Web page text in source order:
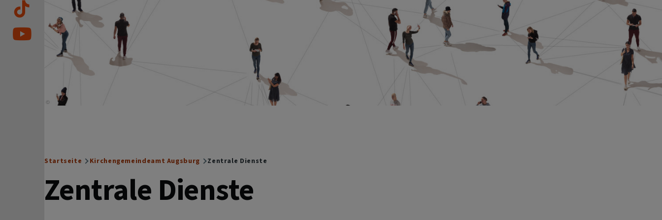
Breadcrumb
Startseite Kirchengemeindeamt Augsburg Zentrale Dienste
Zentrale Dienste